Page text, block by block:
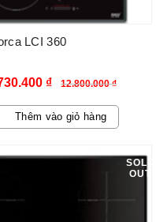
LCI 360
12.800.000₫
Giá
gốc
là:
12.800.000 ₫.
₫
Giá
hiện
tại
là:
Thêm vào giỏ hàng
SOLD
OUT